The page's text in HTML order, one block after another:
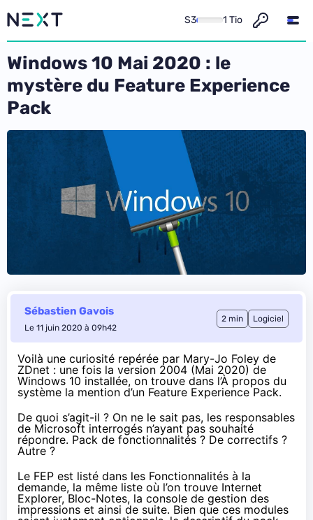
S3 1 Tio
Windows 10 Mai 2020 : le
mystère du Feature Experience
Pack
Sébastien Gavois
Le 11 juin 2020 à 09h42
2 min Logiciel
Voilà une curiosité repérée par Mary-Jo Foley de
ZDnet : une fois la version 2004 (Mai 2020) de
Windows 10 installée, on trouve dans l’À propos du
système la mention d’un Feature Experience Pack.
De quoi s’agit-il ? On ne le sait pas, les responsables
de Microsoft interrogés n’ayant pas souhaité
répondre. Pack de fonctionnalités ? De correctifs ?
Autre ?
Le FEP est listé dans les Fonctionnalités à la
demande, la même liste où l’on trouve Internet
Explorer, Bloc-Notes, la console de gestion des
impressions et ainsi de suite. Bien que ces modules